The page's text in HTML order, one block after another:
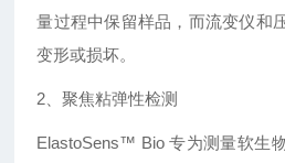
量过程中保留样品，而流变仪和
变形或损坏。
2、聚焦粘弹性检测
ElastoSens™ Bio 专为测量软生